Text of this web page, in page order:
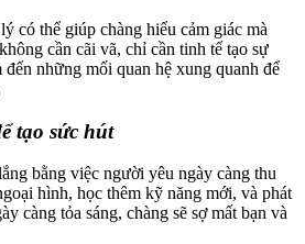
có thể giúp chàng hiểu cảm giác mà
cần cãi vã, chỉ cần tinh tế tạo sự
đến những mối quan hệ xung quanh để
tạo sức hút
bằng việc người yêu ngày càng thu
hình, học thêm kỹ năng mới, và phát
càng tỏa sáng, chàng sẽ sợ mất bạn và